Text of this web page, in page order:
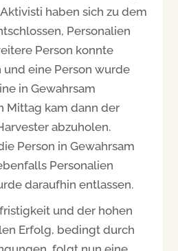
haben sich zu dem
Personalien
Person konnte
eine Person wurde
in Gewahrsam
Mittag kam dann der
abzuholen.
Person in Gewahrsam
Personalien
daraufhin entlassen.
und der hohen
Erfolg, bedingt durch